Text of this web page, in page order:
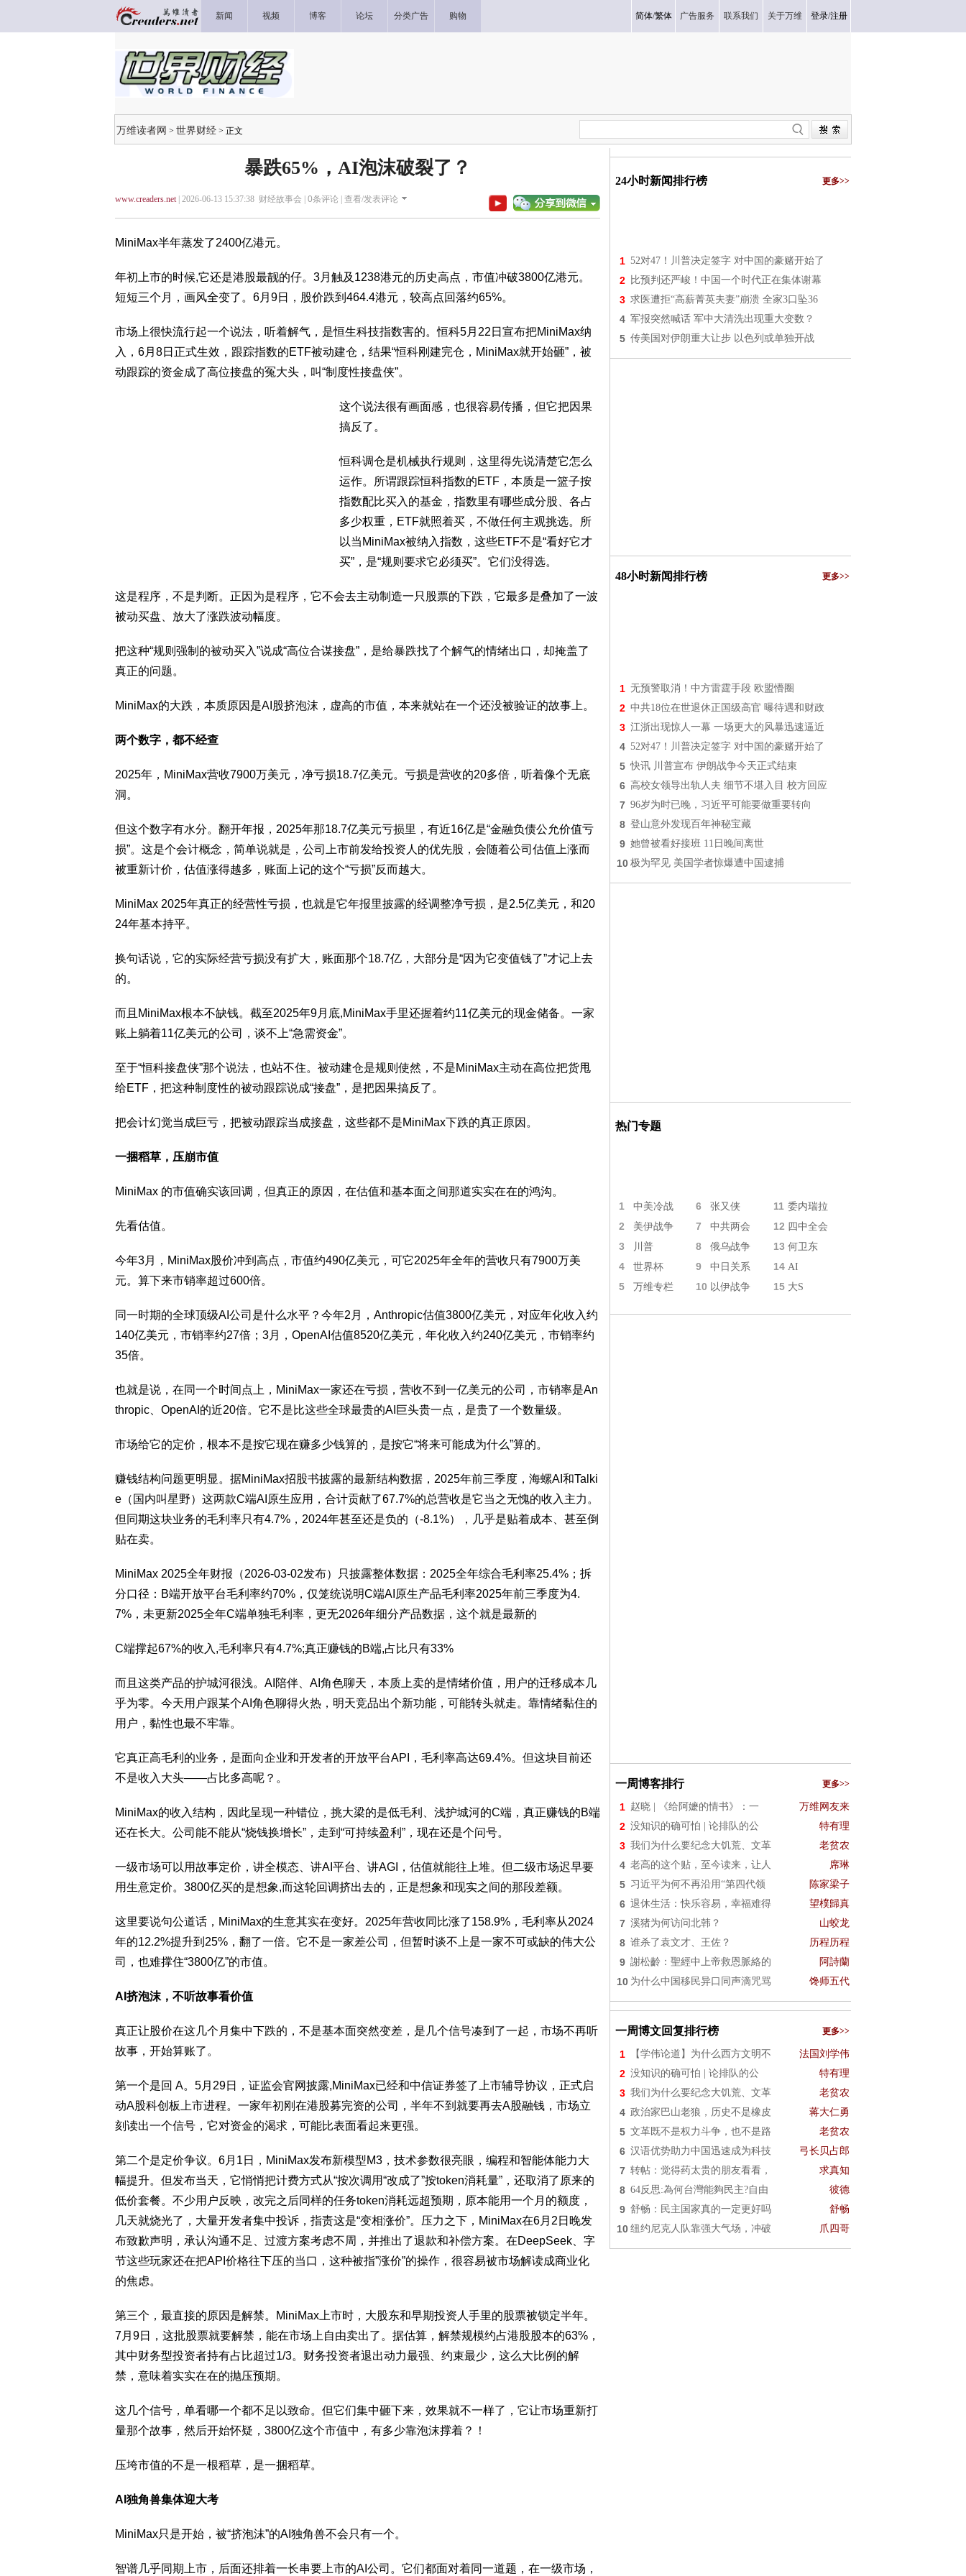
新闻 视频 博客 论坛 分类广告 购物 简体/繁体 广告服务 联系我们 关于万维 登录/注册
万维读者网 > 世界财经 > 正文
暴跌65%，AI泡沫破裂了？
www.creaders.net| 2026-06-13 15:37:38 财经故事会 | 0条评论 | 查看/发表评论
MiniMax半年蒸发了2400亿港元。
年初上市的时候,它还是港股最靓的仔。3月触及1238港元的历史高点，市值冲破3800亿港元。
短短三个月，画风全变了。6月9日，股价跌到464.4港元，较高点回落约65%。
市场上很快流行起一个说法，听着解气，是恒生科技指数害的。恒科5月22日宣布把MiniMax纳
入，6月8日正式生效，跟踪指数的ETF被动建仓，结果“恒科刚建完仓，MiniMax就开始砸”，被
动跟踪的资金成了高位接盘的冤大头，叫“制度性接盘侠”。
这个说法很有画面感，也很容易传播，但它把因果
搞反了。
恒科调仓是机械执行规则，这里得先说清楚它怎么
运作。所谓跟踪恒科指数的ETF，本质是一篮子按
指数配比买入的基金，指数里有哪些成分股、各占
多少权重，ETF就照着买，不做任何主观挑选。所
以当MiniMax被纳入指数，这些ETF不是“看好它才
买”，是“规则要求它必须买”。它们没得选。
这是程序，不是判断。正因为是程序，它不会去主动制造一只股票的下跌，它最多是叠加了一波
被动买盘、放大了涨跌波动幅度。
把这种“规则强制的被动买入”说成“高位合谋接盘”，是给暴跌找了个解气的情绪出口，却掩盖了
真正的问题。
MiniMax的大跌，本质原因是AI股挤泡沫，虚高的市值，本来就站在一个还没被验证的故事上。
两个数字，都不经查
2025年，MiniMax营收7900万美元，净亏损18.7亿美元。亏损是营收的20多倍，听着像个无底
洞。
但这个数字有水分。翻开年报，2025年那18.7亿美元亏损里，有近16亿是“金融负债公允价值亏
损”。这是个会计概念，简单说就是，公司上市前发给投资人的优先股，会随着公司估值上涨而
被重新计价，估值涨得越多，账面上记的这个“亏损”反而越大。
MiniMax 2025年真正的经营性亏损，也就是它年报里披露的经调整净亏损，是2.5亿美元，和20
24年基本持平。
换句话说，它的实际经营亏损没有扩大，账面那个18.7亿，大部分是“因为它变值钱了”才记上去
的。
而且MiniMax根本不缺钱。截至2025年9月底,MiniMax手里还握着约11亿美元的现金储备。一家
账上躺着11亿美元的公司，谈不上“急需资金”。
至于“恒科接盘侠”那个说法，也站不住。被动建仓是规则使然，不是MiniMax主动在高位把货甩
给ETF，把这种制度性的被动跟踪说成“接盘”，是把因果搞反了。
把会计幻觉当成巨亏，把被动跟踪当成接盘，这些都不是MiniMax下跌的真正原因。
一捆稻草，压崩市值
MiniMax 的市值确实该回调，但真正的原因，在估值和基本面之间那道实实在在的鸿沟。
先看估值。
今年3月，MiniMax股价冲到高点，市值约490亿美元，可它2025年全年的营收只有7900万美
元。算下来市销率超过600倍。
同一时期的全球顶级AI公司是什么水平？今年2月，Anthropic估值3800亿美元，对应年化收入约
140亿美元，市销率约27倍；3月，OpenAI估值8520亿美元，年化收入约240亿美元，市销率约
35倍。
也就是说，在同一个时间点上，MiniMax一家还在亏损，营收不到一亿美元的公司，市销率是An
thropic、OpenAI的近20倍。它不是比这些全球最贵的AI巨头贵一点，是贵了一个数量级。
市场给它的定价，根本不是按它现在赚多少钱算的，是按它“将来可能成为什么”算的。
赚钱结构问题更明显。据MiniMax招股书披露的最新结构数据，2025年前三季度，海螺AI和Talki
e（国内叫星野）这两款C端AI原生应用，合计贡献了67.7%的总营收是它当之无愧的收入主力。
但同期这块业务的毛利率只有4.7%，2024年甚至还是负的（-8.1%），几乎是贴着成本、甚至倒
贴在卖。
MiniMax 2025全年财报（2026‑03‑02发布）只披露整体数据：2025全年综合毛利率25.4%；拆
分口径：B端开放平台毛利率约70%，仅笼统说明C端AI原生产品毛利率2025年前三季度为4.
7%，未更新2025全年C端单独毛利率，更无2026年细分产品数据，这个就是最新的
C端撑起67%的收入,毛利率只有4.7%;真正赚钱的B端,占比只有33%
而且这类产品的护城河很浅。AI陪伴、AI角色聊天，本质上卖的是情绪价值，用户的迁移成本几
乎为零。今天用户跟某个AI角色聊得火热，明天竞品出个新功能，可能转头就走。靠情绪黏住的
用户，黏性也最不牢靠。
它真正高毛利的业务，是面向企业和开发者的开放平台API，毛利率高达69.4%。但这块目前还
不是收入大头——占比多高呢？。
MiniMax的收入结构，因此呈现一种错位，挑大梁的是低毛利、浅护城河的C端，真正赚钱的B端
还在长大。公司能不能从“烧钱换增长”，走到“可持续盈利”，现在还是个问号。
一级市场可以用故事定价，讲全模态、讲AI平台、讲AGI，估值就能往上堆。但二级市场迟早要
用生意定价。3800亿买的是想象,而这轮回调挤出去的，正是想象和现实之间的那段差额。
这里要说句公道话，MiniMax的生意其实在变好。2025年营收同比涨了158.9%，毛利率从2024
年的12.2%提升到25%，翻了一倍。它不是一家差公司，但暂时谈不上是一家不可或缺的伟大公
司，也难撑住“3800亿”的市值。
AI挤泡沫，不听故事看价值
真正让股价在这几个月集中下跌的，不是基本面突然变差，是几个信号凑到了一起，市场不再听
故事，开始算账了。
第一个是回 A。5月29日，证监会官网披露,MiniMax已经和中信证券签了上市辅导协议，正式启
动A股科创板上市进程。一家年初刚在港股募完资的公司，半年不到就要再去A股融钱，市场立
刻读出一个信号，它对资金的渴求，可能比表面看起来更强。
第二个是定价争议。6月1日，MiniMax发布新模型M3，技术参数很亮眼，编程和智能体能力大
幅提升。但发布当天，它悄悄把计费方式从“按次调用“改成了”按token消耗量”，还取消了原来的
低价套餐。不少用户反映，改完之后同样的任务token消耗远超预期，原本能用一个月的额度，
几天就烧光了，大量开发者集中投诉，指责这是“变相涨价”。压力之下，MiniMax在6月2日晚发
布致歉声明，承认沟通不足、过渡方案考虑不周，并推出了退款和补偿方案。在DeepSeek、字
节这些玩家还在把API价格往下压的当口，这种被指”涨价”的操作，很容易被市场解读成商业化
的焦虑。
第三个，最直接的原因是解禁。MiniMax上市时，大股东和早期投资人手里的股票被锁定半年。
7月9日，这批股票就要解禁，能在市场上自由卖出了。据估算，解禁规模约占港股股本的63%，
其中财务型投资者持有占比超过1/3。财务投资者退出动力最强、约束最少，这么大比例的解
禁，意味着实实在在的抛压预期。
这几个信号，单看哪一个都不足以致命。但它们集中砸下来，效果就不一样了，它让市场重新打
量那个故事，然后开始怀疑，3800亿这个市值中，有多少靠泡沫撑着？！
压垮市值的不是一根稻草，是一捆稻草。
AI独角兽集体迎大考
MiniMax只是开始，被“挤泡沫”的AI独角兽不会只有一个。
智谱几乎同期上市，后面还排着一长串要上市的AI公司。它们都面对着同一道题，在一级市场，
24小时新闻排行榜 更多>>
1 52对47！川普决定签字 对中国的豪赌开始了
2 比预判还严峻！中国一个时代正在集体谢幕
3 求医遭拒“高薪菁英夫妻”崩溃 全家3口坠36
4 军报突然喊话 军中大清洗出现重大变数？
5 传美国对伊朗重大让步 以色列或单独开战
48小时新闻排行榜 更多>>
1 无预警取消！中方雷霆手段 欧盟懵圈
2 中共18位在世退休正国级高官 曝待遇和财政
3 江浙出现惊人一幕 一场更大的风暴迅速逼近
4 52对47！川普决定签字 对中国的豪赌开始了
5 快讯 川普宣布 伊朗战争今天正式结束
6 高校女领导出轨人夫 细节不堪入目 校方回应
7 96岁为时已晚，习近平可能要做重要转向
8 登山意外发现百年神秘宝藏
9 她曾被看好接班 11日晚间离世
10 极为罕见 美国学者惊爆遭中国逮捕
热门专题
1 中美冷战 6 张又侠 11 委内瑞拉
2 美伊战争 7 中共两会 12 四中全会
3 川普 8 俄乌战争 13 何卫东
4 世界杯 9 中日关系 14 AI
5 万维专栏 10 以伊战争 15 大S
一周博客排行 更多>>
1 赵晓 | 《给阿嬷的情书》：一 万维网友来
2 没知识的确可怕 | 论排队的公 特有理
3 我们为什么要纪念大饥荒、文革 老贫农
4 老高的这个贴，至今读来，让人 席琳
5 习近平为何不再沿用“第四代领 陈家梁子
6 退休生活：快乐容易，幸福难得 望樸歸真
7 溪猪为何访问北韩？ 山蛟龙
8 谁杀了袁文才、王佐？ 历程历程
9 謝松齡：聖經中上帝救恩脈絡的 阿詩蘭
10 为什么中国移民异口同声滴咒骂 馋师五代
一周博文回复排行榜 更多>>
1 【学伟论道】为什么西方文明不 法国刘学伟
2 没知识的确可怕 | 论排队的公 特有理
3 我们为什么要纪念大饥荒、文革 老贫农
4 政治家巴山老狼，历史不是橡皮 蒋大仁勇
5 文革既不是权力斗争，也不是路 老贫农
6 汉语优势助力中国迅速成为科技 弓长贝占郎
7 转帖：觉得药太贵的朋友看看， 求真知
8 64反思:為何台灣能夠民主?自由 彼德
9 舒畅：民主国家真的一定更好吗 舒畅
10 纽约尼克人队靠强大气场，冲破 爪四哥